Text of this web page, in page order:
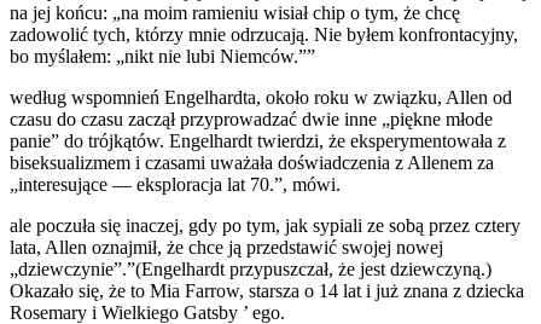
na jej końcu: „na moim ramieniu wisiał chip o tym, że chcę
zadowolić tych, którzy mnie odrzucają. Nie byłem konfrontacyjny,
bo myślałem: „nikt nie lubi Niemców.””
według wspomnień Engelhardta, około roku w związku, Allen od
czasu do czasu zaczął przyprowadzać dwie inne „piękne młode
panie” do trójkątów. Engelhardt twierdzi, że eksperymentowała z
biseksualizmem i czasami uważała doświadczenia z Allenem za
„interesujące — eksploracja lat 70.”, mówi.
ale poczuła się inaczej, gdy po tym, jak sypiali ze sobą przez cztery
lata, Allen oznajmił, że chce ją przedstawić swojej nowej
„dziewczynie”.”(Engelhardt przypuszczał, że jest dziewczyną.)
Okazało się, że to Mia Farrow, starsza o 14 lat i już znana z dziecka
Rosemary i Wielkiego Gatsby ’ ego.